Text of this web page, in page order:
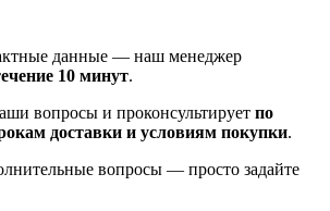
данные — наш менеджер
10 минут.
вопросы и проконсультирует по
доставки и условиям покупки.
вопросы — просто задайте